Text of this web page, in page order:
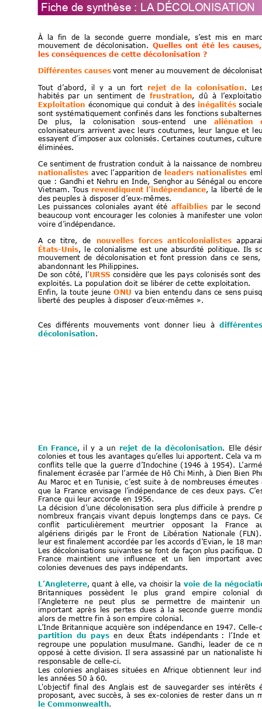
À la fin de la seconde guerre mondiale, s’est mis en
mouvement de décolonisation. Quelles ont été les causes,
les conséquences de cette décolonisation ?
Différentes causes vont mener au mouvement de
Tout d’abord, il y a un fort rejet de la colonisation.
habités par un sentiment de frustration, dû à
Exploitation économique qui conduit à des inégalités
sont systématiquement confinés dans les fonctions
De   plus,
  la   colonisation
sous-entend une aliénation
colonisateurs arrivent avec leurs coutumes, leur langue et
essayent d’imposer aux colonisés. Certaines coutumes,
éliminées.
Ce sentiment de frustration conduit à la naissance de
nationalistes avec l’apparition de leaders nationalistes
que : Gandhi et Nehru en Inde, Senghor au Sénégal ou encore
Vietnam. Tous revendiquent l’indépendance, la liberté de
des peuples à disposer d’eux-mêmes.
Les puissances coloniales ayant été affaiblies par le second
beaucoup vont encourager les colonies à manifester une
voire d’indépendance.
A ce titre, de nouvelles forces anticolonialistes appar
États-Unis
le colonialisme est une absurdité politique. Ils s
mouvement de décolonisation et font pression dans ce sens,
abandonnant les Philippines.
De son côté, l’URSS considère que les pays colonisés sont
exploités. La population doit se libérer de cette exploitation.
Enfin,
la toute jeune ONU va bien entendu dans ce sens
liberté des peuples à disposer d’eux-mêmes ».
Ces différents mouvements vont donner lieu à différentes
décolonisation.
Fiche de synthèse : LA DÉCOLONISATION
En France, il y a un rejet de la décolonisation Elle
colonies et tous les avantages qu’elles lui apportent. Cela va
conflits telle que la guerre d’Indochine (1946 à 1954). L
finalement écrasée par l’armée de Hô Chi Minh, à Dien Bien
Au Maroc et en Tunisie, c’est suite à de nombreuses émeutes
que la France envisage l’indépendance de ces deux pays.
France qui leur accorde en 1956.
La décision d’une décolonisation sera plus difficile à prendre
nombreux français vivant depuis longtemps dans ce pays.
conflit
particulièrement meurtrier   opposant la   France
algériens dirigés par le Front de Libération Nationale (FLN).
leur est finalement accordée par les accords d’Evian, le 18
Les décolonisations suivantes se font de façon plus pacifique.
France
maintient une influence et un lien important
avec
colonies devenues des pays indépendants.
L’Angleterre, quant à ell e, va choisir la voie de la
Britanniques
possèdent le plus grand empire colonial
l’Angleterre ne peut plus se permettre de maintenir
un
important après les pertes dues à la seconde guerre
alors de mettre fin à son empire colonial.
L ’Inde Britannique acquière son indépendance en 1947.
partition du pays en deux États indépendants : l’Inde et
regroupe une population musulmane. Gandhi, leader de ce
opposé à cette division. Il sera assassiné par un nationaliste
responsable de celle-ci.
Les colonies anglaises situées en Afrique obtiennent leur
les années 50 à 60.
L 'objectif final des Anglais est de sauvegarder ses intérêts
proposant, avec succès, à ses ex-colonies de rester dans un
le Commonwealth.